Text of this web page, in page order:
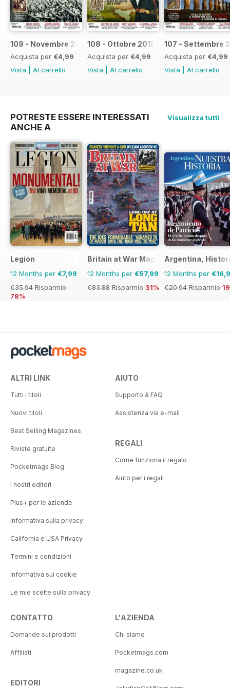
109 - Novembre 2015
Acquista per €4,99
Vista
Al carrello
108 - Ottobre 2015
Acquista per €4,99
Vista
Al carrello
107 - Settembre
Acquista per €4,99
Vista
Al carrello
POTRESTE ESSERE INTERESSATI
ANCHE A
Visualizza tutti
Legion
12 Months per €7,99
€35.94 Risparmio
78%
Britain at War Magazine
12 Months per €57,99
€83.88 Risparmio 31%
Argentina,
12 Months per
€20.94 Risparmio
ALTRI LINK
Tutti i titoli
Nuovi titoli
Best Selling Magazines
Riviste gratuite
Pocketmags Blog
I nostri editori
Plus+ per le aziende
Informativa sulla privacy
California e USA Privacy
Termini e condizioni
Informativa sui cookie
Le mie scelte sulla privacy
AIUTO
Supporto & FAQ
Assistenza via e-mail
REGALI
Come funziona il regalo
Aiuto per i regali
CONTATTO
Domande sui prodotti
Affiliati
EDITORI
L'AZIENDA
Chi siamo
Pocketmags.com
magazine.co.uk